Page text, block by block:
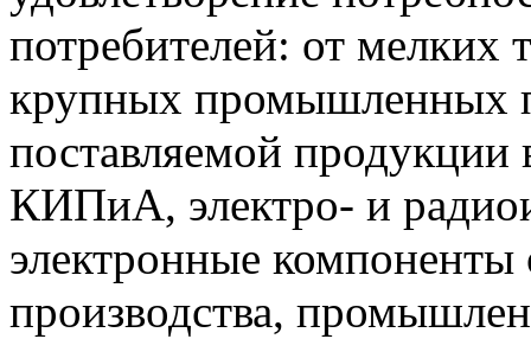
потребителей: от мелких
крупных промышленных
поставляемой продукции
КИПиА, электро- и
электронные компоненты
производства,